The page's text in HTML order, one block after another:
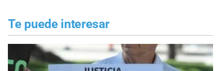
Te puede interesar